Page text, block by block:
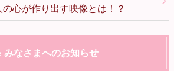
心が作り出す映像とは！？
みなさまへのお知らせ